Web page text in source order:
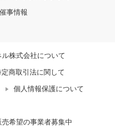
事情報
株式会社について
定商取引法に関して
個人情報保護について
希望の事業者募集中